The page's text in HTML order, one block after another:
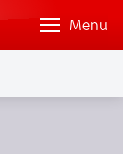
Menü